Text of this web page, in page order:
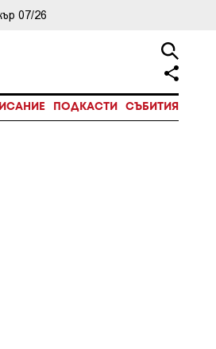
07/26
ПОДКАСТИ СЪБИТИЯ